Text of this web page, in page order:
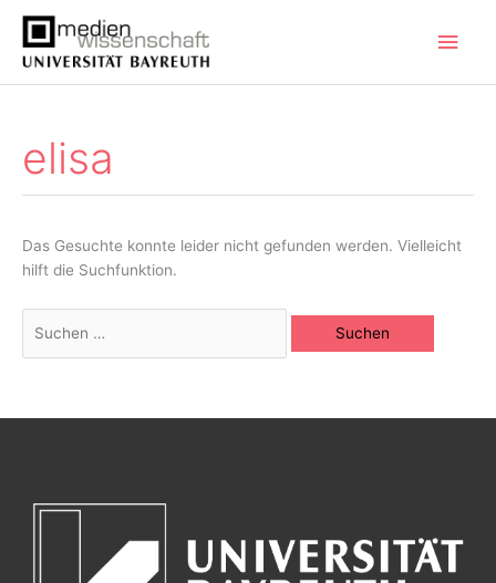
Inhalt
springen
elisa
Das Gesuchte konnte leider nicht gefunden werden. Vielleicht
hilft die Suchfunktion.
Suchen